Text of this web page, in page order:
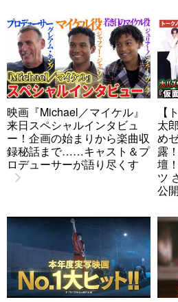
映画『Michael／マイケル』
来日スペシャルインタビュ
ー！企画の始まりから楽曲収
録秘話まで……キャスト＆プ
ロデューサーが語り尽くす
【
太
め
露
壇
ツ
公